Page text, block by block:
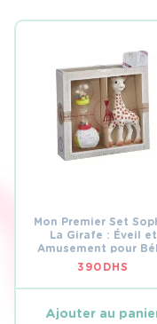
Mon Premier Set
La Girafe : Éveil et
Amusement pour
390 DHS
Ajouter au